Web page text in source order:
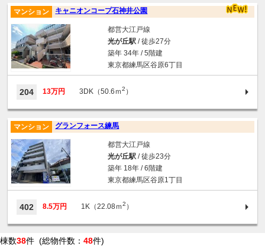
キャニオンコープ石神井公園
マンション
都営大江戸線
光が丘駅/ 徒歩27分
築年 34年 / 5階建
東京都練馬区谷原6丁目
204 13万円 3DK（50.6ｍ2 ）
グランフォース練馬
マンション
都営大江戸線
光が丘駅/ 徒歩23分
築年 18年 / 6階建
東京都練馬区谷原1丁目
402 8.5万円 1K（22.08ｍ2 ）
棟数38件 (総物件数： 48件)